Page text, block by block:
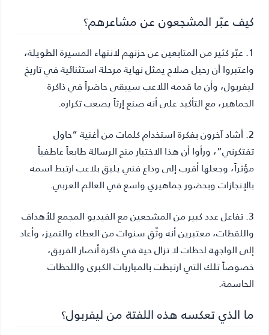
كيف عبّر المشجعون عن مشاعرهم؟
1. عبّر كثير من المتابعين عن حزنهم لانتهاء المسيرة الطويلة،
واعتبروا أن رحيل صلاح يمثل نهاية مرحلة استثنائية في تاريخ
ليفربول، وأن ما قدمه اللاعب سيبقى حاضراً في ذاكرة
الجماهير، مع التأكيد على أنه صنع إرثاً يصعب تكراره.
2. أشاد آخرون بفكرة استخدام كلمات من أغنية “حاول
تفتكرني”، ورأوا أن هذا الاختيار منح الرسالة طابعاً عاطفياً
مؤثراً، وجعلها أقرب إلى وداع فني يليق بلاعب ارتبط اسمه
بالإنجازات وبحضور جماهيري واسع في العالم العربي.
3. تفاعل عدد كبير من المشجعين مع الفيديو المجمع للأهداف
واللقطات، معتبرين أنه وثّق سنوات من العطاء والتميز، وأعاد
إلى الواجهة لحظات لا تزال حية في ذاكرة أنصار الفريق،
خصوصاً تلك التي ارتبطت بالمباريات الكبرى واللحظات
الحاسمة.
ما الذي تعكسه هذه اللفتة من ليفربول؟